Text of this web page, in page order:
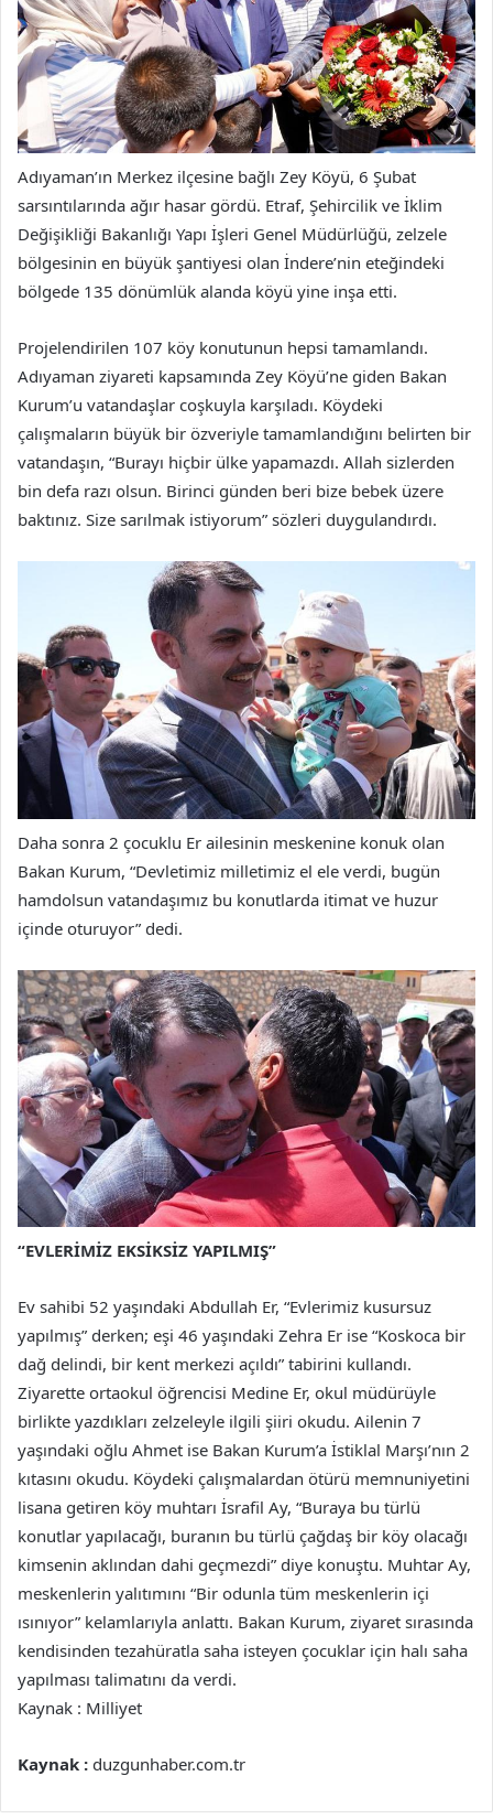
Adıyaman’ın Merkez ilçesine bağlı Zey Köyü, 6 Şubat
sarsıntılarında ağır hasar gördü. Etraf, Şehircilik ve İklim
Değişikliği Bakanlığı Yapı İşleri Genel Müdürlüğü, zelzele
bölgesinin en büyük şantiyesi olan İndere’nin eteğindeki
bölgede 135 dönümlük alanda köyü yine inşa etti.
Projelendirilen 107 köy konutunun hepsi tamamlandı.
Adıyaman ziyareti kapsamında Zey Köyü’ne giden Bakan
Kurum’u vatandaşlar coşkuyla karşıladı. Köydeki
çalışmaların büyük bir özveriyle tamamlandığını belirten bir
vatandaşın, “Burayı hiçbir ülke yapamazdı. Allah sizlerden
bin defa razı olsun. Birinci günden beri bize bebek üzere
baktınız. Size sarılmak istiyorum” sözleri duygulandırdı.
Daha sonra 2 çocuklu Er ailesinin meskenine konuk olan
Bakan Kurum, “Devletimiz milletimiz el ele verdi, bugün
hamdolsun vatandaşımız bu konutlarda itimat ve huzur
içinde oturuyor” dedi.
“EVLERİMİZ EKSİKSİZ YAPILMIŞ”
Ev sahibi 52 yaşındaki Abdullah Er, “Evlerimiz kusursuz
yapılmış” derken; eşi 46 yaşındaki Zehra Er ise “Koskoca bir
dağ delindi, bir kent merkezi açıldı” tabirini kullandı.
Ziyarette ortaokul öğrencisi Medine Er, okul müdürüyle
birlikte yazdıkları zelzeleyle ilgili şiiri okudu. Ailenin 7
yaşındaki oğlu Ahmet ise Bakan Kurum’a İstiklal Marşı’nın 2
kıtasını okudu. Köydeki çalışmalardan ötürü memnuniyetini
lisana getiren köy muhtarı İsrafil Ay, “Buraya bu türlü
konutlar yapılacağı, buranın bu türlü çağdaş bir köy olacağı
kimsenin aklından dahi geçmezdi” diye konuştu. Muhtar Ay,
meskenlerin yalıtımını “Bir odunla tüm meskenlerin içi
ısınıyor” kelamlarıyla anlattı. Bakan Kurum, ziyaret sırasında
kendisinden tezahüratla saha isteyen çocuklar için halı saha
yapılması talimatını da verdi.
Kaynak : Milliyet
Kaynak : duzgunhaber.com.tr